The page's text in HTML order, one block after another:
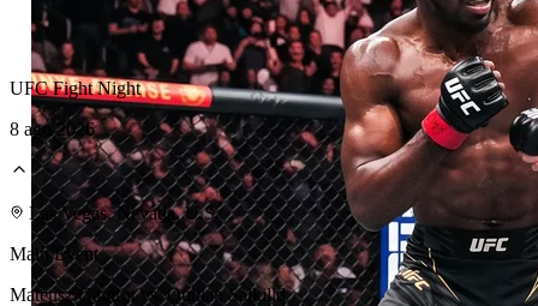
Laboratorio Técnico
UFC Fight Night
8 ago 2026
Las Vegas, Nevada, U.S.
Main Event
Mateusz Gamrot vs. Quillan Salkilld